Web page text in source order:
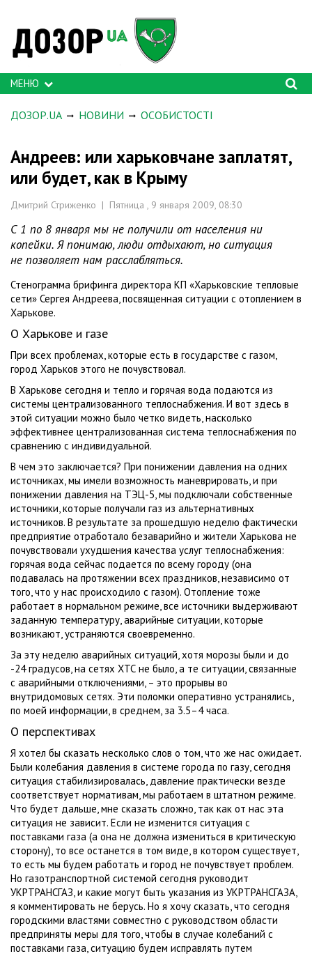
МЕНЮ
ДОЗОР.UA НОВИНИ ОСОБИСТОСТІ
Андреев: или харьковчане заплатят,
или будет, как в Крыму
Дмитрий Стриженко | Пятница , 9 января 2009, 08:30
С 1 по 8 января мы не получили от населения ни
копейки. Я понимаю, люди отдыхают, но ситуация
не позволяет нам расслабляться.
Стенограмма брифинга директора КП «Харьковские тепловые
сети» Сергея Андреева, посвященная ситуации с отоплением в
Харькове.
О Харькове и газе
При всех проблемах, которые есть в государстве с газом,
город Харьков этого не почувствовал.
В Харькове сегодня и тепло и горячая вода подаются из
системы централизованного теплоснабжения. И вот здесь в
этой ситуации можно было четко видеть, насколько
эффективнее централизованная система теплоснабжения по
сравнению с индивидуальной.
В чем это заключается? При понижении давления на одних
источниках, мы имели возможность маневрировать, и при
понижении давления на ТЭЦ-5, мы подключали собственные
источники, которые получали газ из альтернативных
источников. В результате за прошедшую неделю фактически
предприятие отработало безаварийно и жители Харькова не
почувствовали ухудшения качества услуг теплоснабжения:
горячая вода сейчас подается по всему городу (она
подавалась на протяжении всех праздников, независимо от
того, что у нас происходило с газом). Отопление тоже
работает в нормальном режиме, все источники выдерживают
заданную температуру, аварийные ситуации, которые
возникают, устраняются своевременно.
За эту неделю аварийных ситуаций, хотя морозы были и до
-24 градусов, на сетях ХТС не было, а те ситуации, связанные
с аварийными отключениями, – это прорывы во
внутридомовых сетях. Эти поломки оперативно устранялись,
по моей информации, в среднем, за 3.5–4 часа.
О перспективах
Я хотел бы сказать несколько слов о том, что же нас ожидает.
Были колебания давления в системе города по газу, сегодня
ситуация стабилизировалась, давление практически везде
соответствует нормативам, мы работаем в штатном режиме.
Что будет дальше, мне сказать сложно, так как от нас эта
ситуация не зависит. Если не изменится ситуация с
поставками газа (а она не должна измениться в критическую
сторону), то все останется в том виде, в котором существует,
то есть мы будем работать и город не почувствует проблем.
Но газотранспортной системой сегодня руководит
УКРТРАНСГАЗ, и какие могут быть указания из УКРТРАНСГАЗА,
я комментировать не берусь. Но я хочу сказать, что сегодня
городскими властями совместно с руководством области
предприняты меры для того, чтобы в случае колебаний с
поставками газа, ситуацию будем исправлять путем